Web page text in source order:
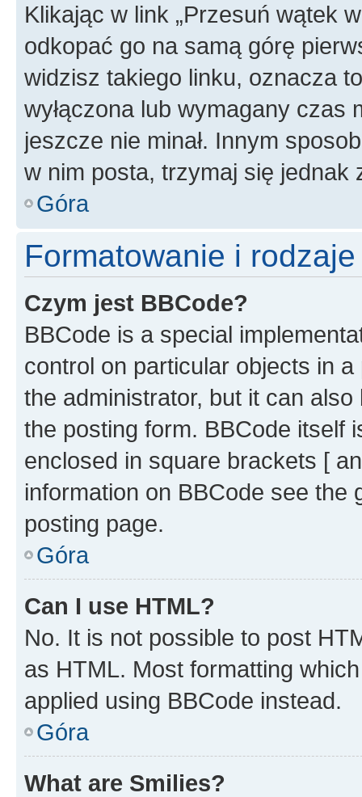
Klikając w link „Przesuń wątek
odkopać go na samą górę
widzisz takiego linku, oznacza
wyłączona lub wymagany czas
jeszcze nie minał. Innym
w nim posta, trzymaj się jednak
Góra
Formatowanie i
Czym jest BBCode?
BBCode is a special
control on particular objects in
the administrator, but it can
the posting form. BBCode itself
enclosed in square brackets [
information on BBCode see
posting page.
Góra
Can I use HTML?
No. It is not possible to post
as HTML. Most formatting
applied using BBCode instead.
Góra
What are Smilies?